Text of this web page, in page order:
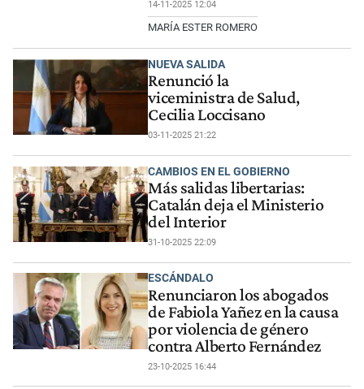
14-11-2025 12:04
MARÍA ESTER ROMERO
NUEVA SALIDA
Renunció la
viceministra de Salud,
Cecilia Loccisano
03-11-2025 21:22
CAMBIOS EN EL GOBIERNO
Más salidas libertarias:
Catalán deja el Ministerio
del Interior
31-10-2025 22:09
ESCÁNDALO
Renunciaron los abogados
de Fabiola Yañez en la causa
por violencia de género
contra Alberto Fernández
23-10-2025 16:44